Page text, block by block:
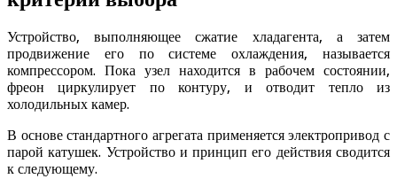
Устройство, выполняющее сжатие хладагента, а затем
продвижение его по системе охлаждения, называется
компрессором. Пока узел находится в рабочем состоянии,
фреон циркулирует по контуру, и отводит тепло из
холодильных камер.
В основе стандартного агрегата применяется электропривод с
парой катушек. Устройство и принцип его действия сводится
к следующему.